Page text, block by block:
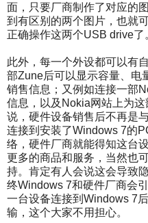
面，只要厂商制作了对应的
到有区别的两个图片，也就
正确操作这两个USB drive了
此外，每一个外设都可以有
部Zune后可以显示容量、电
销售信息；又例如连接一部
信息，以及Nokia网站上为
说，硬件设备销售后不再是
连接到安装了Windows 7的
络，硬件厂商就能得知这台
更多的商品和服务，当然也
持。肯定有人会说这会导致
终Windows 7和硬件厂商会
一台设备连接到Windows 7
输，这个大家不用担心。